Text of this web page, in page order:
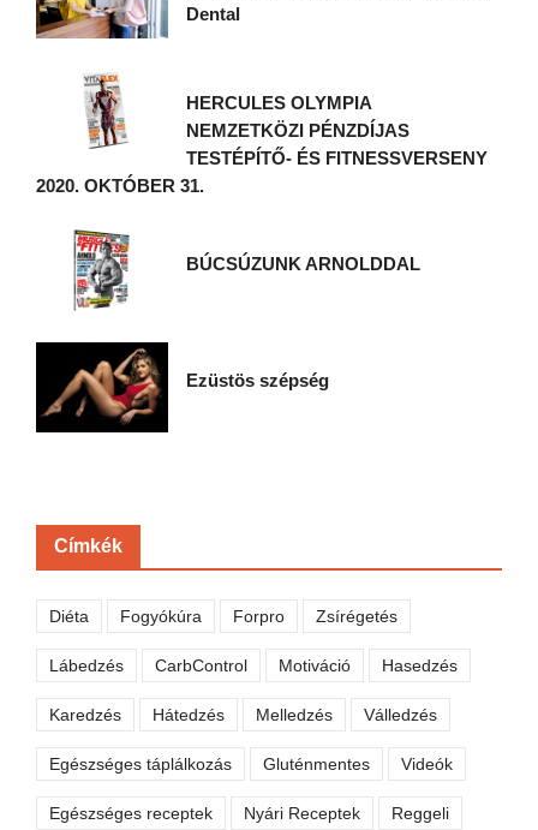
Dental
HERCULES OLYMPIA
NEMZETKÖZI PÉNZDÍJAS
TESTÉPÍTŐ- ÉS FITNESSVERSENY
2020. OKTÓBER 31.
BÚCSÚZUNK ARNOLDDAL
Ezüstös szépség
Címkék
Diéta Fogyókúra Forpro Zsírégetés
Lábedzés CarbControl Motiváció Hasedzés
Karedzés Hátedzés Melledzés Válledzés
Egészséges táplálkozás Gluténmentes Videók
Egészséges receptek Nyári Receptek Reggeli